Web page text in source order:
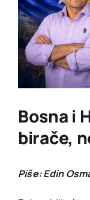
Bosna i
birače,
Piše: Edin